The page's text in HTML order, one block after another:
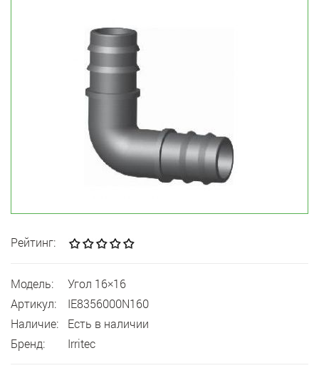
Рейтинг:
Модель:
Угол 16×16
Артикул:
IE8356000N160
Наличие:
Есть в наличии
Бренд:
Irritec